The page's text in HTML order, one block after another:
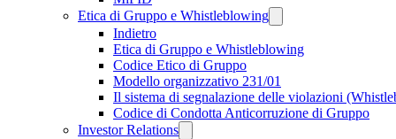
Etica di Gruppo e Whistleblowing
Indietro
Etica di Gruppo e Whistleblowing
Codice Etico di Gruppo
Modello organizzativo 231/01
Il sistema di segnalazione delle violazioni
Codice di Condotta Anticorruzione di Gruppo
Investor Relations